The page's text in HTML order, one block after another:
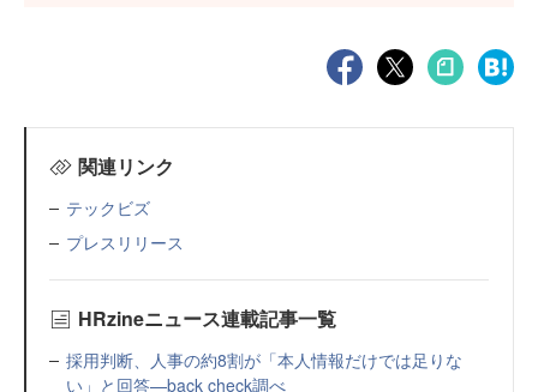
関連リンク
テックビズ
プレスリリース
HRzineニュース連載記事一覧
採用判断、人事の約8割が「本人情報だけでは足りな
い」と回答—back check調べ